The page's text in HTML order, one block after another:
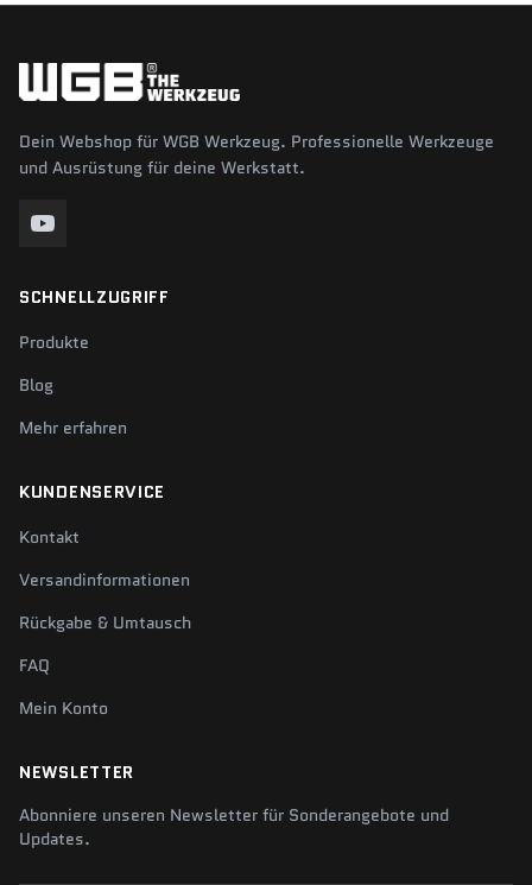
Dein Webshop für WGB Werkzeug. Professionelle Werkzeuge
und Ausrüstung für deine Werkstatt.
SCHNELLZUGRIFF
Produkte
Blog
Mehr erfahren
KUNDENSERVICE
Kontakt
Versandinformationen
Rückgabe & Umtausch
FAQ
Mein Konto
NEWSLETTER
Abonniere unseren Newsletter für Sonderangebote und
Updates.